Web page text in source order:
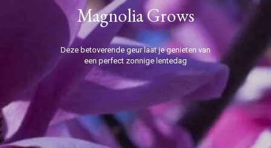
Magnolia Grows
Deze betoverende geur laat je genieten van
een perfect zonnige lentedag